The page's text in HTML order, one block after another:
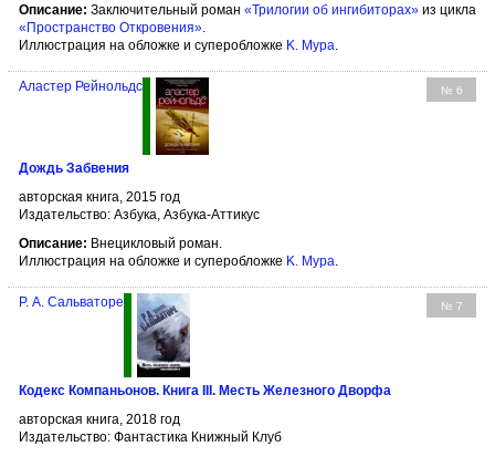
Описание: Заключительный роман «Трилогии об ингибиторах» из цикла
«Пространство Откровения»
Иллюстрация на обложке и суперобложке K. Мура
№ 6
Аластер Рейнольдс
Дождь Забвения
авторская книга, 2015 год
Издательство: Азбука, Азбука-Аттикус
Описание: Внецикловый роман.
Иллюстрация на обложке и суперобложке K. Мура.
№ 7
Р. А. Сальваторе
Кодекс Компаньонов. Книга III. Месть Железного Дворфа
авторская книга, 2018 год
Издательство: Фантастика Книжный Клуб